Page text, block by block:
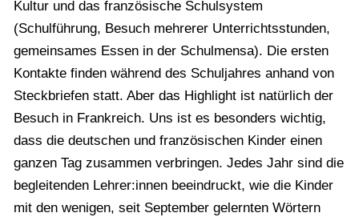
Kultur und das französische Schulsystem
(Schulführung, Besuch mehrerer Unterrichtsstunden,
gemeinsames Essen in der Schulmensa). Die ersten
Kontakte finden während des Schuljahres anhand von
Steckbriefen statt. Aber das Highlight ist natürlich der
Besuch in Frankreich. Uns ist es besonders wichtig,
dass die deutschen und französischen Kinder einen
ganzen Tag zusammen verbringen. Jedes Jahr sind die
begleitenden Lehrer:innen beeindruckt, wie die Kinder
mit den wenigen, seit September gelernten Wörtern